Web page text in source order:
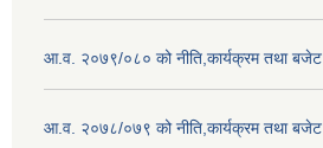
आ.व. २०७९/०८० को नीति,कार्यक्रम तथा बजेट
आ.व. २०७८/०७९ को नीति,कार्यक्रम तथा बजेट